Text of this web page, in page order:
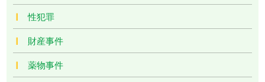
性犯罪
財産事件
薬物事件